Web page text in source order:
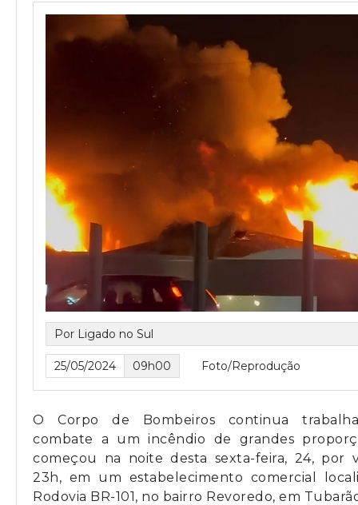
Por Ligado no Sul
25/05/2024 09h00 Foto/Reprodução
O Corpo de Bombeiros continua
combate a um incêndio de grandes
começou na noite desta sexta-feira, 24, por
23h, em um estabelecimento comercial
Rodovia BR-101, no bairro Revoredo, em